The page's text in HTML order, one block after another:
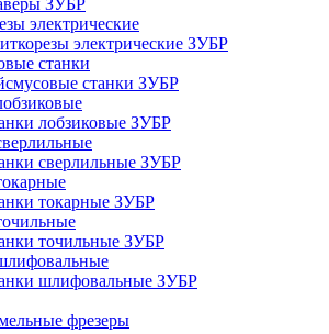
ЗУБР
электрические
электрические ЗУБР
станки
станки ЗУБР
лобзиковые ЗУБР
сверлильные ЗУБР
токарные ЗУБР
точильные ЗУБР
шлифовальные ЗУБР
фрезеры